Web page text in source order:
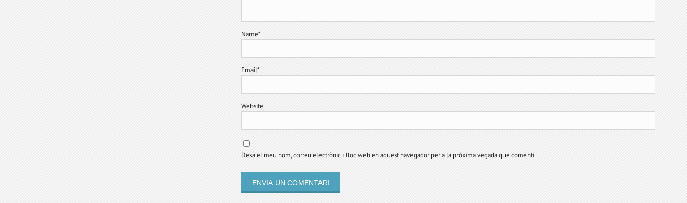
Name*
Email*
Website
Desa el meu nom, correu electrònic i lloc web en aquest navegador per a la pròxima vegada que comenti.